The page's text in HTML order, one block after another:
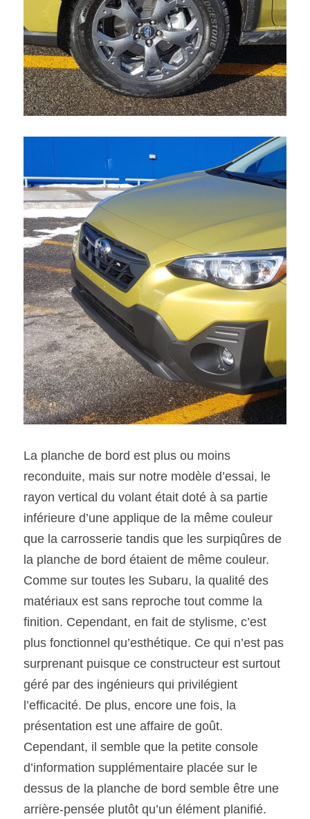
La planche de bord est plus ou moins
reconduite, mais sur notre modèle d’essai, le
rayon vertical du volant était doté à sa partie
inférieure d’une applique de la même couleur
que la carrosserie tandis que les surpiqûres de
la planche de bord étaient de même couleur.
Comme sur toutes les Subaru, la qualité des
matériaux est sans reproche tout comme la
finition. Cependant, en fait de stylisme, c’est
plus fonctionnel qu’esthétique. Ce qui n’est pas
surprenant puisque ce constructeur est surtout
géré par des ingénieurs qui privilégient
l’efficacité. De plus, encore une fois, la
présentation est une affaire de goût.
Cependant, il semble que la petite console
d’information supplémentaire placée sur le
dessus de la planche de bord semble être une
arrière-pensée plutôt qu’un élément planifié.